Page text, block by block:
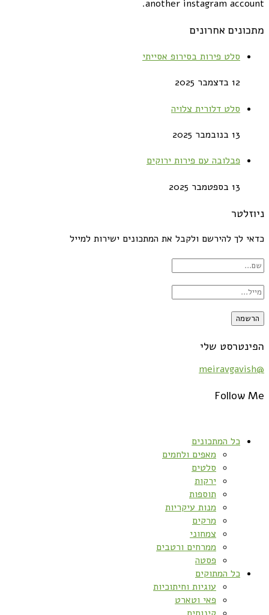
another instagram account.
מתכונים אחרונים
סלט פירות בסירופ אסייתי
12 בדצמבר 2025
סלט דלורית צלויה
13 בנובמבר 2025
פבלובה עם פירות ירוקים
13 בספטמבר 2025
ניוזלטר
כדאי לך להירשם ולקבל את המתכונים ישירות למייל
הפינטרסט שלי
@meiravgavish
Follow Me
כל המתכונים
מאפים ולחמים
סלטים
ירקות
תוספות
מנות עיקריות
מרקים
צמחוני
ממרחים ורטבים
פסטה
כל המתוקים
עוגיות וחיתוכיות
פאי וטארט